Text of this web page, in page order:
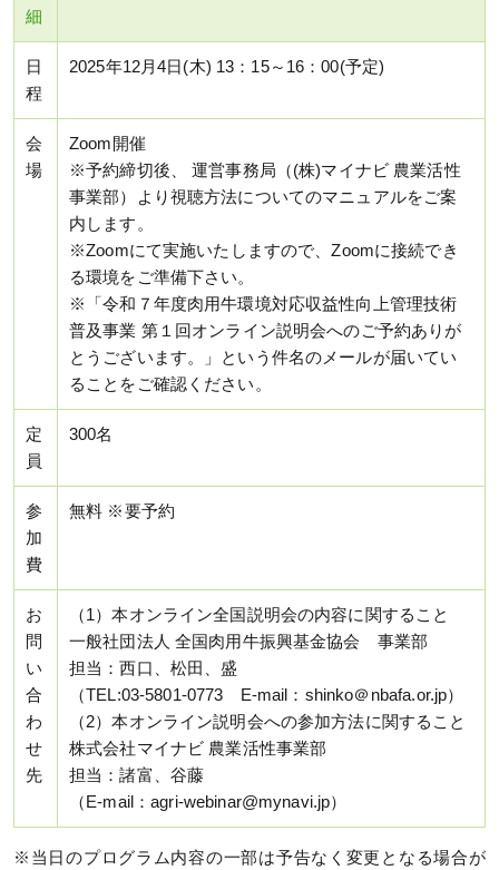
細
日
程
2025年12月4日(木) 13：15～16：00(予定)
会
場
Zoom開催
※予約締切後、 運営事務局（(株)マイナビ 農業活性
事業部）より視聴方法についてのマニュアルをご案
内します。
※Zoomにて実施いたしますので、Zoomに接続でき
る環境をご準備下さい。
※「令和７年度肉用牛環境対応収益性向上管理技術
普及事業 第１回オンライン説明会へのご予約ありが
とうございます。」という件名のメールが届いてい
ることをご確認ください。
定
員
300名
参
加
費
無料 ※要予約
お
問
い
合
わ
せ
先
（1）本オンライン全国説明会の内容に関すること
一般社団法人 全国肉用牛振興基金協会 事業部
担当：西口、松田、盛
（TEL:03-5801-0773 E-mail：shinko＠nbafa.or.jp）
（2）本オンライン説明会への参加方法に関すること
株式会社マイナビ 農業活性事業部
担当：諸富、谷藤
（E-mail：agri-webinar@mynavi.jp）
※当日のプログラム内容の一部は予告なく変更となる場合が